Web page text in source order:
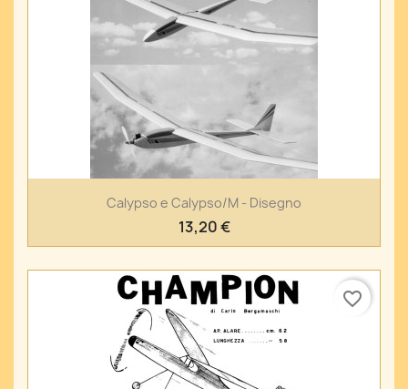
Calypso e Calypso/M - Disegno
13,20 €
favorite_border